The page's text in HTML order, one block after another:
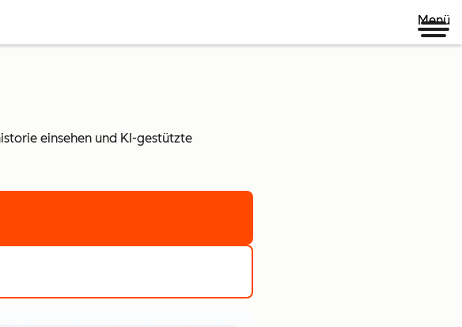
Menü
einsehen und KI-gestützte